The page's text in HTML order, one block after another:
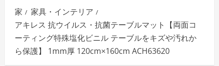
イ
マ
リ
ニ
家
家具・インテリア
アキレス 抗ウイルス・抗菌テーブルマット【両面コ
ーティング特殊塩化ビニル テーブルをキズや汚れか
ら保護】 1mm厚 120cm×160cm ACH63620